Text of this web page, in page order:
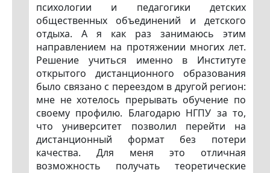
психологии и педагогики детских
общественных объединений и детского
отдыха. А я как раз занимаюсь этим
направлением на протяжении многих лет.
Решение учиться именно в Институте
открытого дистанционного образования
было связано с переездом в другой регион:
мне не хотелось прерывать обучение по
своему профилю. Благодарю НГПУ за то,
что университет позволил перейти на
дистанционный формат без потери
качества. Для меня это отличная
возможность получать теоретические